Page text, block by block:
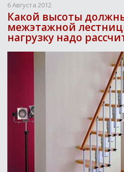
6 Августа 2012
Какой высоты
межэтажной
нагрузку надо